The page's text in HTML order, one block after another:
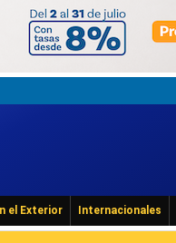
el Exterior Internacionales